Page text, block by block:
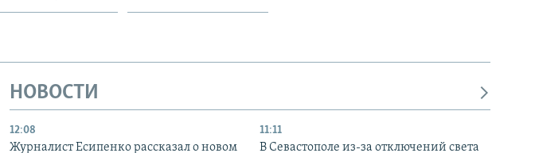
НОВОСТИ
12:08
Журналист Есипенко рассказал о новом
11:11
В Севастополе из-за отключений света